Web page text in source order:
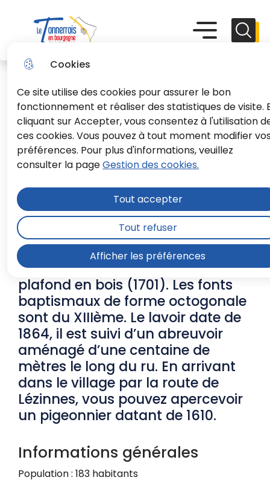
Cookies
Ce site utilise des cookies pour assurer le bon
fonctionnement et réaliser des statistiques de visite.
cliquant sur Accepter, vous consentez à l'utilisation
ces cookies. Vous pouvez à tout moment modifier
préférences. Pour plus d'informations, veuillez
consulter la pageGestion des cookies.
Afficher les préférences
Tout accepter
Tout refuser
au
menu
Aller à la
recherche
principal
le plan du
Menu principal Menu
Ancy-le-Libre
Accueil
L’église Saint Maixent est un
édifice à visiter. La nef datant du
XVI – XVIIème est couverte d’un
plafond en bois (1701). Les fonts
baptismaux de forme octogonale
sont du XIIIème. Le lavoir date de
1864, il est suivi d’un abreuvoir
aménagé d’une centaine de
mètres le long du ru. En arrivant
dans le village par la route de
Lézinnes, vous pouvez apercevoir
un pigeonnier datant de 1610.
Informations générales
Population : 183 habitants